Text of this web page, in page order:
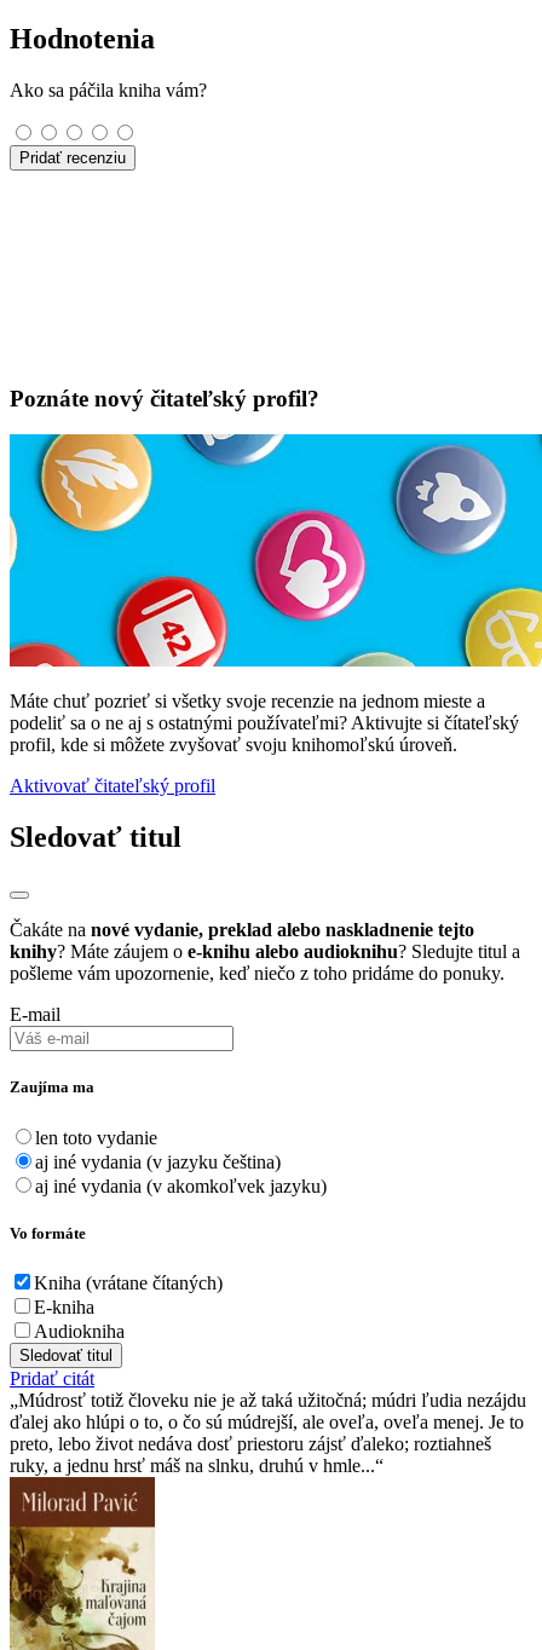
Hodnotenia
Ako sa páčila kniha vám?
Pridať recenziu
Poznáte nový čitateľský profil?
Máte chuť pozrieť si všetky svoje recenzie na jednom mieste a
podeliť sa o ne aj s ostatnými používateľmi? Aktivujte si čítateľský
profil, kde si môžete zvyšovať svoju knihomoľskú úroveň.
Aktivovať čitateľský profil
Sledovať titul
Čakáte na nové vydanie, preklad alebo naskladnenie tejto
knihy? Máte záujem o e-knihu alebo audioknihu? Sledujte titul a
pošleme vám upozornenie, keď niečo z toho pridáme do ponuky.
E-mail
Zaujíma ma
len toto vydanie
aj iné vydania (v jazyku čeština)
aj iné vydania (v akomkoľvek jazyku)
Vo formáte
Kniha (vrátane čítaných)
E-kniha
Audiokniha
Sledovať titul
Pridať citát
Múdrosť totiž človeku nie je až taká užitočná; múdri ľudia nezájdu
ďalej ako hlúpi o to, o čo sú múdrejší, ale oveľa, oveľa menej. Je to
preto, lebo život nedáva dosť priestoru zájsť ďaleko; roztiahneš
ruky, a jednu hrsť máš na slnku, druhú v hmle...